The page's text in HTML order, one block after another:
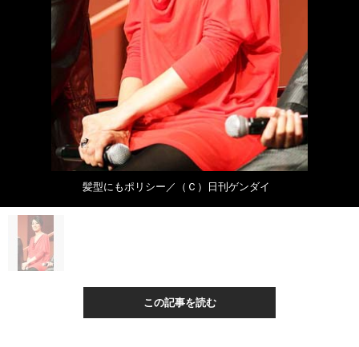
髪型にもポリシー／（Ｃ）日刊ゲンダイ
この記事を読む